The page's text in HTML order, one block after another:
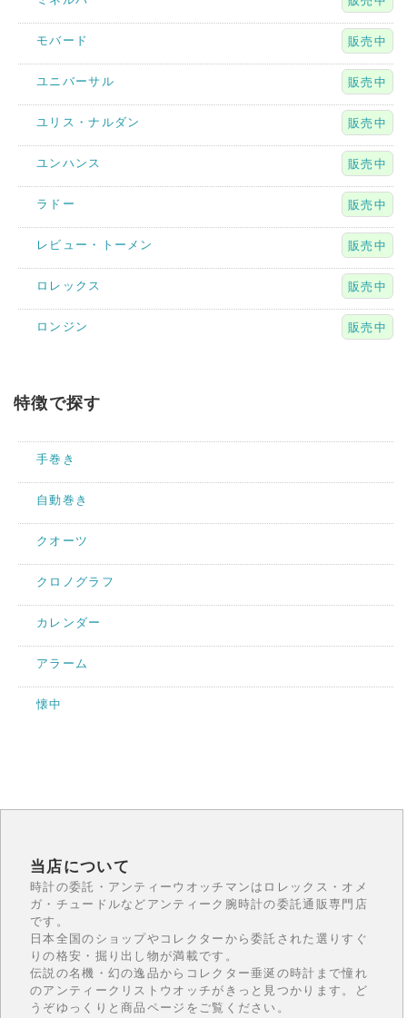
モバード 販売中
ユニバーサル 販売中
ユリス・ナルダン 販売中
ユンハンス 販売中
ラドー 販売中
レビュー・トーメン 販売中
ロレックス 販売中
ロンジン 販売中
特徴で探す
手巻き
自動巻き
クオーツ
クロノグラフ
カレンダー
アラーム
懐中
当店について
時計の委託・アンティーウオッチマンはロレックス・オメ
ガ・チュードルなどアンティーク腕時計の委託通販専門店
です。
日本全国のショップやコレクターから委託された選りすぐ
りの格安・掘り出し物が満載です。
伝説の名機・幻の逸品からコレクター垂涎の時計まで憧れ
のアンティークリストウオッチがきっと見つかります。ど
うぞゆっくりと商品ページをご覧ください。